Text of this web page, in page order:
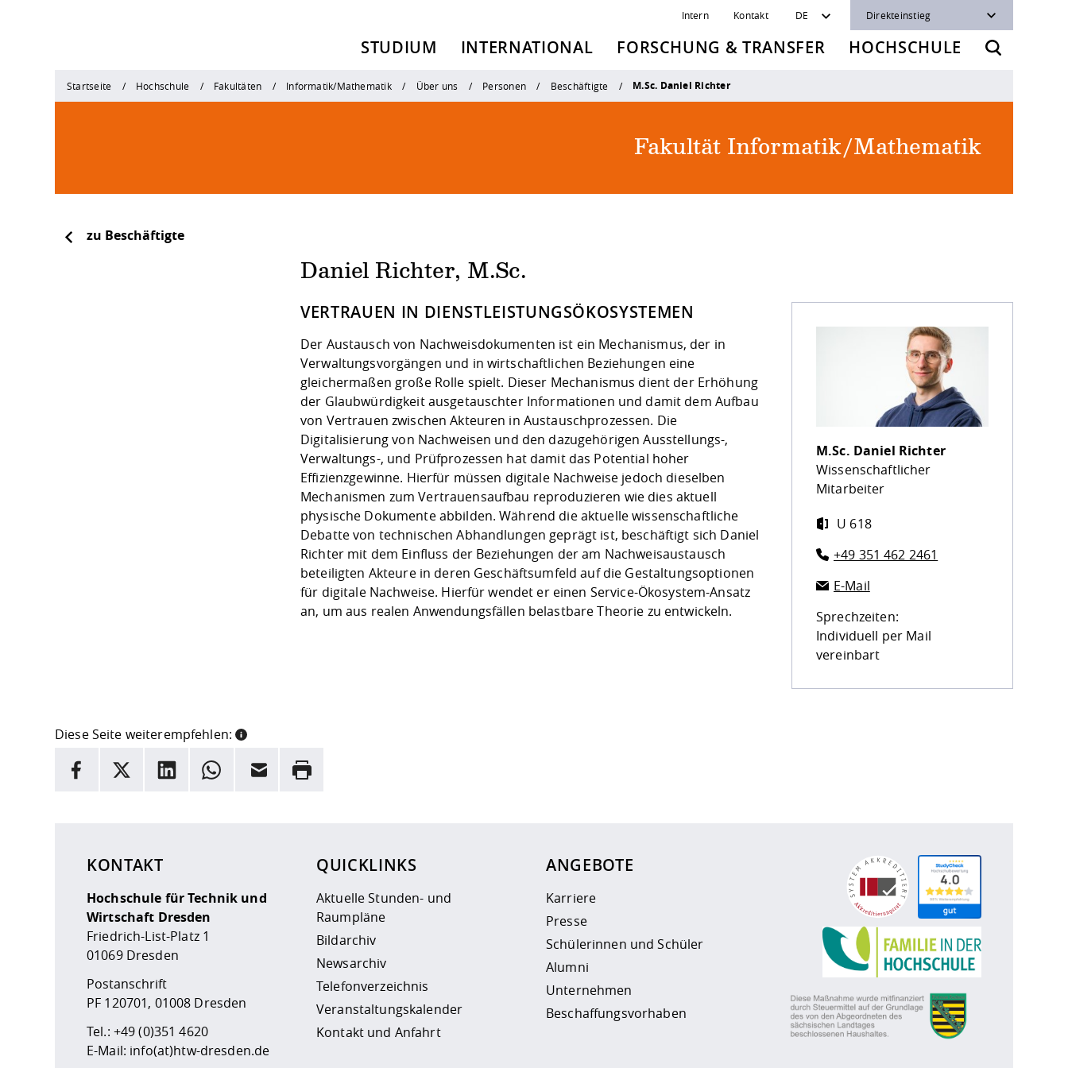
Intern Kontakt DE Direkteinstieg
STUDIUM INTERNATIONAL FORSCHUNG & TRANSFER HOCHSCHULE
Startseite Hochschule Fakultäten Informatik/Mathematik Über uns Personen Beschäftigte M.Sc. Daniel Richter
Fakultät Informatik/Mathematik
zu Beschäftigte
Daniel Richter, M.Sc.
VERTRAUEN IN DIENSTLEISTUNGSÖKOSYSTEMEN
Der Austausch von Nachweisdokumenten ist ein Mechanismus, der in
Verwaltungsvorgängen und in wirtschaftlichen Beziehungen eine
gleichermaßen große Rolle spielt. Dieser Mechanismus dient der Erhöhung
der Glaubwürdigkeit ausgetauschter Informationen und damit dem Aufbau
von Vertrauen zwischen Akteuren in Austauschprozessen. Die
Digitalisierung von Nachweisen und den dazugehörigen Ausstellungs-,
Verwaltungs-, und Prüfprozessen hat damit das Potential hoher
Effizienzgewinne. Hierfür müssen digitale Nachweise jedoch dieselben
Mechanismen zum Vertrauensaufbau reproduzieren wie dies aktuell
physische Dokumente abbilden. Während die aktuelle wissenschaftliche
Debatte von technischen Abhandlungen geprägt ist, beschäftigt sich Daniel
Richter mit dem Einfluss der Beziehungen der am Nachweisaustausch
beteiligten Akteure in deren Geschäftsumfeld auf die Gestaltungsoptionen
für digitale Nachweise. Hierfür wendet er einen Service-Ökosystem-Ansatz
an, um aus realen Anwendungsfällen belastbare Theorie zu entwickeln.
M.Sc. Daniel Richter
Wissenschaftlicher
Mitarbeiter
U 618
+49 351 462 2461
E-Mail
Sprechzeiten:
Individuell per Mail
vereinbart
Diese Seite weiterempfehlen:
INFORMATION
Facebook
X LinkedInWhatsappE-Mail Drucken
KONTAKT
Hochschule für Technik und
Wirtschaft Dresden
Friedrich-List-Platz 1
01069 Dresden
Postanschrift
PF 120701, 01008 Dresden
Tel.: +49 (0)351 4620
E-Mail: info(at)htw-dresden.de
QUICKLINKS
Aktuelle Stunden- und
Raumpläne
Bildarchiv
Newsarchiv
Telefonverzeichnis
Veranstaltungskalender
Kontakt und Anfahrt
ANGEBOTE
Karriere
Presse
Schülerinnen und Schüler
Alumni
Unternehmen
Beschaffungsvorhaben